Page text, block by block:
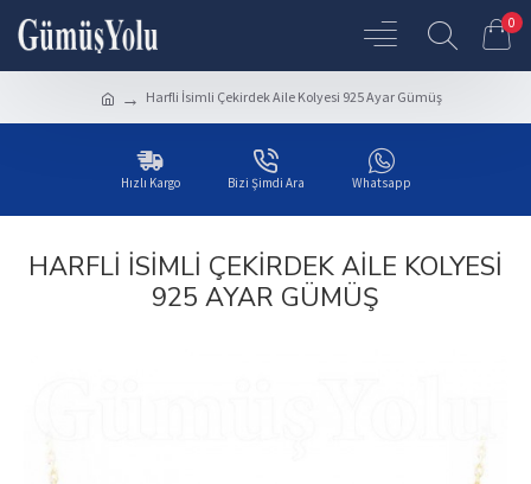
0
Harfli İsimli Çekirdek Aile Kolyesi 925 Ayar Gümüş
Hızlı Kargo Bizi Şimdi Ara Whatsapp
HARFLI İSIMLI ÇEKIRDEK AILE KOLYESI
925 AYAR GÜMÜŞ